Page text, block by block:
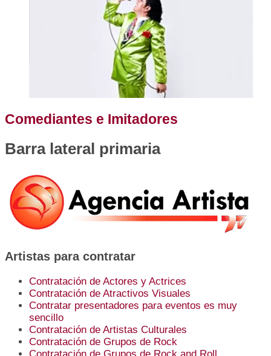
Comediantes e Imitadores
Barra lateral primaria
Artistas para contratar
Contratación de Actores y Actrices
Contratación de Atractivos Visuales
Contratar presentadores para eventos es muy
sencillo
Contratación de Artistas Culturales
Contratación de Grupos de Rock
Contratación de Grupos de Rock and Roll